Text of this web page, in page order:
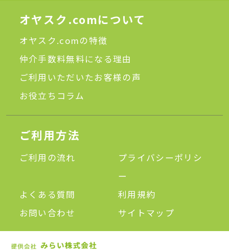
オヤスク.comについて
オヤスク.comの特徴
仲介手数料無料になる理由
ご利用いただいたお客様の声
お役立ちコラム
ご利用方法
ご利用の流れ
プライバシーポリシ
ー
よくある質問
利用規約
お問い合わせ
サイトマップ